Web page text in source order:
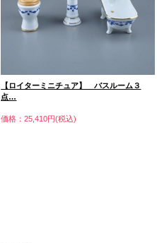
【ロイターミニチュア】 バスルーム３
点…
価格：25,410円(税込)